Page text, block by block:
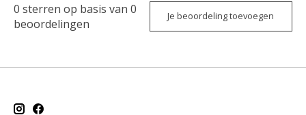
0 sterren op basis van 0
beoordelingen
Je beoordeling toevoegen